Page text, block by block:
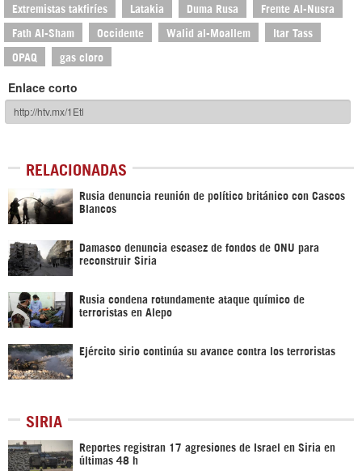
Extremistas takfiríes Latakia Duma Rusa Frente Al-Nusra
Fath Al-Sham Occidente Walid al-Moallem Itar Tass
OPAQ gas cloro
Enlace corto
RELACIONADAS
Rusia denuncia reunión de político británico con Cascos
Blancos
Damasco denuncia escasez de fondos de ONU para
reconstruir Siria
Rusia condena rotundamente ataque químico de
terroristas en Alepo
Ejército sirio continúa su avance contra los terroristas
SIRIA
Reportes registran 17 agresiones de Israel en Siria en
últimas 48 h